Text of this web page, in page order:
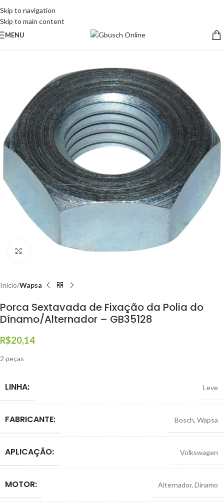
Skip to navigation
Skip to main content
MENU
Clique para ampliar
Início Wapsa
Porca Sextavada de Fixação da Polia do
Dínamo/Alternador – GB35128
R$20,14
2 peças
LINHA: Leve
FABRICANTE: Bosch, Wapsa
APLICAÇÃO: Volkswagen
MOTOR: Alternador, Dínamo